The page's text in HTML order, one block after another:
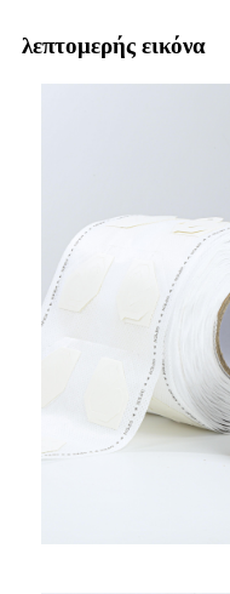
λεπτομερής εικόνα